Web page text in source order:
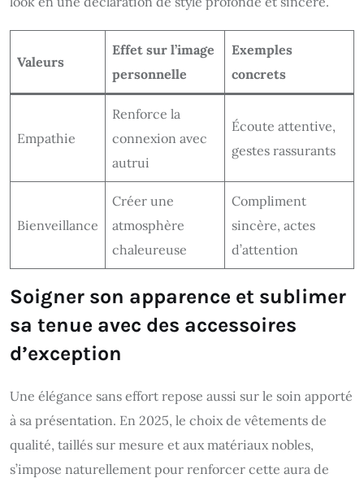
Valeurs
Effet sur l’image
personnelle
Exemples
concrets
Empathie
Renforce la
connexion avec
autrui
Écoute attentive,
gestes rassurants
Bienveillance
Créer une
atmosphère
chaleureuse
Compliment
sincère, actes
d’attention
Soigner son apparence et sublimer
sa tenue avec des accessoires
d’exception
Une élégance sans effort repose aussi sur le soin apporté
à sa présentation. En 2025, le choix de vêtements de
qualité, taillés sur mesure et aux matériaux nobles,
s’impose naturellement pour renforcer cette aura de